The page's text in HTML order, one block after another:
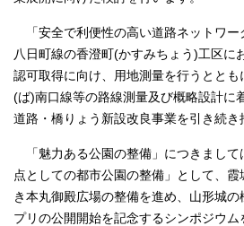
「安全で利便性の高い道路ネットワー
八日町線の香澄町(かすみちょう)工区に
認可取得に向け、用地測量を行うとと
(ば)南口線等の路線測量及び概略設計に
道路・橋りょう新設改良事業を引き続き
「魅力ある公園の整備」につきまして
点としての都市公園の整備」として、
き本丸御殿広場の整備を進め、山形城
プリの公開開始を記念するシンポジウ